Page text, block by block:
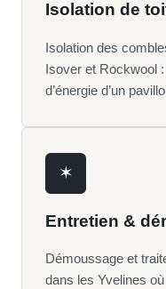
Isolation de
Isolation des
Isover et Rockwool :
d’énergie d’un
✶
Entretien &
Démoussage et
dans les Yvelines